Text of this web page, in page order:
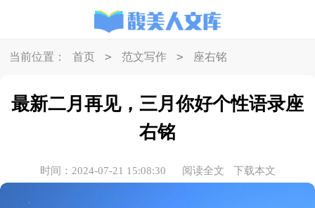
当前位置： 首页 > 范文写作 > 座右铭
最新二月再见，三月你好个性语录座
右铭
时间：2024-07-21 15:08:30 阅读全文 下载本文